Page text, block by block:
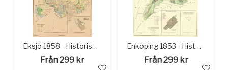
Eksjö 1858 - Historisk Karta
Från 299 kr
Enköping 1853 - Historisk Karta
Från 299 kr